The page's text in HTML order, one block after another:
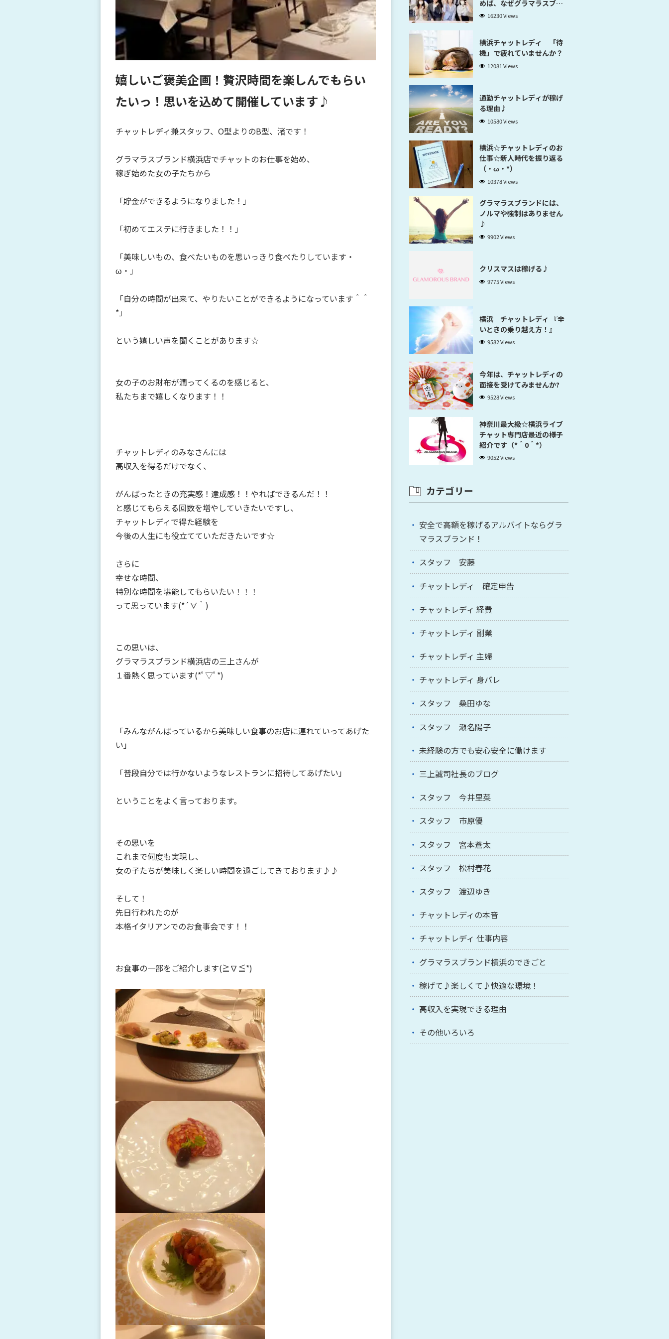
嬉しいご褒美企画！贅沢時間を楽しんでもらい
たいっ！思いを込めて開催しています♪
チャットレディ兼スタッフ、O型よりのB型、渚です！
グラマラスブランド横浜店でチャットのお仕事を始め、
稼ぎ始めた女の子たちから
「貯金ができるようになりました！」
「初めてエステに行きました！！」
「美味しいもの、食べたいものを思いっきり食べたりしています・
ω・」
「自分の時間が出来て、やりたいことができるようになっています＾＾
*」
という嬉しい声を聞くことがあります☆
女の子のお財布が潤ってくるのを感じると、
私たちまで嬉しくなります！！
チャットレディのみなさんには
高収入を得るだけでなく、
がんばったときの充実感！達成感！！やればできるんだ！！
と感じてもらえる回数を増やしていきたいですし、
チャットレディで得た経験を
今後の人生にも役立てていただきたいです☆
さらに
幸せな時間、
特別な時間を堪能してもらいたい！！！
って思っています(*´∀｀)
この思いは、
グラマラスブランド横浜店の三上さんが
１番熱く思っています(*ﾟ▽ﾟ*)
「みんながんばっているから美味しい食事のお店に連れていってあげた
い」
「普段自分では行かないようなレストランに招待してあげたい」
ということをよく言っております。
その思いを
これまで何度も実現し、
女の子たちが美味しく楽しい時間を過ごしてきております♪♪
そして！
先日行われたのが
本格イタリアンでのお食事会です！！
お食事の一部をご紹介します(≧∇≦*)
めば、なぜグラマラスブラ
ンド横浜だと稼げるのかが
16230 Views
横浜チャットレディ 「待
機」で疲れていませんか？
12081 Views
通勤チャットレディが稼げ
る理由♪
10580 Views
横浜☆チャットレディのお
仕事☆新人時代を振り返る
（・ω・*）
10378 Views
グラマラスブランドには、
ノルマや強制はありません
♪
9902 Views
クリスマスは稼げる♪
9775 Views
横浜 チャットレディ 『辛
いときの乗り越え方！』
9582 Views
今年は、チャットレディの
面接を受けてみませんか?
9528 Views
神奈川最大級☆横浜ライブ
チャット専門店最近の様子
紹介です（*＾0＾*）
9052 Views
カテゴリー
安全で高額を稼げるアルバイトならグラ
マラスブランド！
スタッフ 安藤
チャットレディ 確定申告
チャットレディ 経費
チャットレディ 副業
チャットレディ 主婦
チャットレディ 身バレ
スタッフ 桑田ゆな
スタッフ 瀬名陽子
未経験の方でも安心安全に働けます
三上誠司社長のブログ
スタッフ 今井里菜
スタッフ 市原優
スタッフ 宮本蒼太
スタッフ 松村春花
スタッフ 渡辺ゆき
チャットレディの本音
チャットレディ 仕事内容
グラマラスブランド横浜のできごと
稼げて♪楽しくて♪快適な環境！
高収入を実現できる理由
その他いろいろ